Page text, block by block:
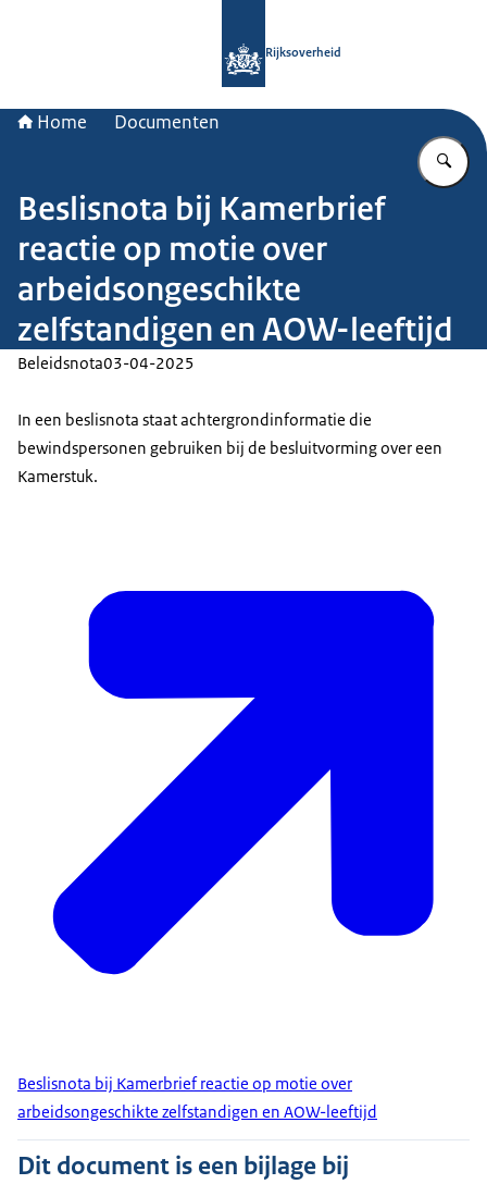
Rijksoverheid
Home Documenten
Beslisnota bij Kamerbrief
reactie op motie over
arbeidsongeschikte
zelfstandigen en AOW-leeftijd
Beleidsnota03-04-2025
In een beslisnota staat achtergrondinformatie die
bewindspersonen gebruiken bij de besluitvorming over een
Kamerstuk.
Beslisnota bij Kamerbrief reactie op motie over
arbeidsongeschikte zelfstandigen en AOW-leeftijd
Dit document is een bijlage bij